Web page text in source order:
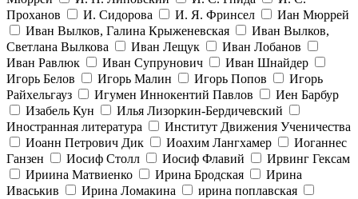
Проханов
И. Сидорова И. Я. Фринсел
Иан Мюррей
Иван Вылков, Галина Крыженевская
Иван Вылков,
Светлана Вылкова
Иван Лещук
Иван Лобанов
Иван Равлюк
Иван Супрунович
Иван Шнайдер
Игорь Белов
Игорь Малин Игорь Попов
Игорь
Райхельгауз
Игумен Иннокентий Павлов
Иен Барбур
Изабель Кун
Илья Лизоркин-Бердичевский
Иностранная литература
Институт Движения Ученичества
Иоанн Петрович Дик
Иоахим Лангхамер
Иоганнес
Ганзен
Иосиф Столл Иосиф Флавий
Ирвинг Гексам
Ириина Матвиенко
Ирина Бродская
Ирина
Иваськив
Ирина Ломакина
ирина поплавская